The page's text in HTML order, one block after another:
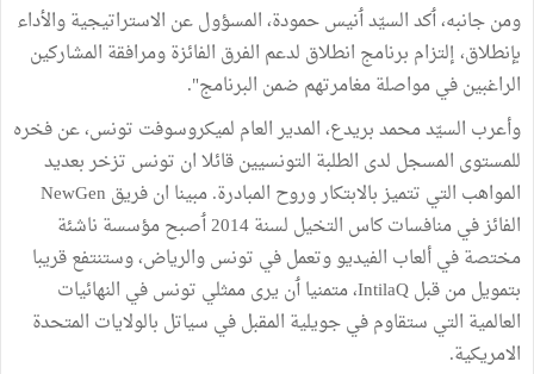
ومن جانبه، ٲكد السيّد ٲنيس حمودة، المسؤول عن الاستراتيجية والأداء
بإنطلاق، إلتزام برنامج انطلاق لدعم الفرق الفائزة ومرافقة المشاركين
الراغبين في مواصلة مغامرتهم ضمن البرنامج".
وأعرب السيّد محمد بريدع، المدير العام لميكروسوفت تونس، عن فخره
للمستوى المسجل لدى الطلبة التونسيين قائلا ان تونس تزخر بعديد
المواهب التي تتميز بالابتكار وروح المبادرة. مبينا ان فريق NewGen
الفائز في منافسات كاس التخيل لسنة 2014 ٲصبح مؤسسة ناشئة
مختصة في ألعاب الفيديو وتعمل في تونس والرياض، وستنتفع قريبا
بتمويل من قبل IntilaQ، متمنيا ٲن يرى ممثلي تونس في النهائيات
العالمية التي ستقاوم في جويلية المقبل في سياتل بالولايات المتحدة
الامريكية.